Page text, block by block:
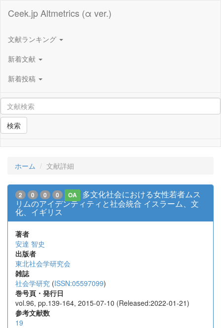
Ceek.jp Altmetrics (α ver.)
文献ランキング
新着文献
新着投稿
検索
ホーム 文献詳細
2 0 0 0 OA
多文化社会における女性若者ムス
リムのアイデンティティと社会統合 イスラーム、文
化、イギリス
著者
安達 智史
出版者
東北社会学研究会
雑誌
社会学研究 (ISSN:05597099)
巻号頁・発行日
vol.96, pp.139-164, 2015-07-10 (Released:2022-01-21)
参考文献数
19